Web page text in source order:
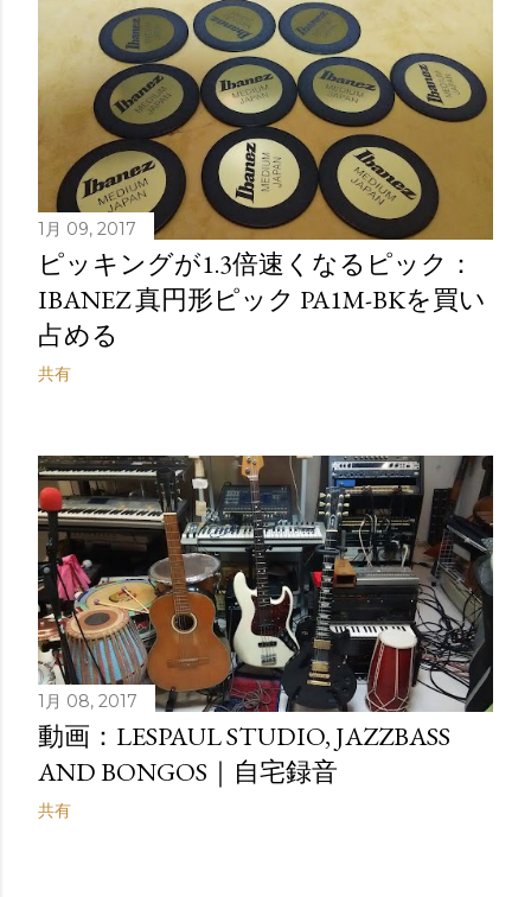
1月 09, 2017
ピッキングが1.3倍速くなるピック：
IBANEZ 真円形ピック PA1M-BKを買い
占める
共有
1月 08, 2017
動画：LESPAUL STUDIO, JAZZBASS
AND BONGOS｜自宅録音
共有